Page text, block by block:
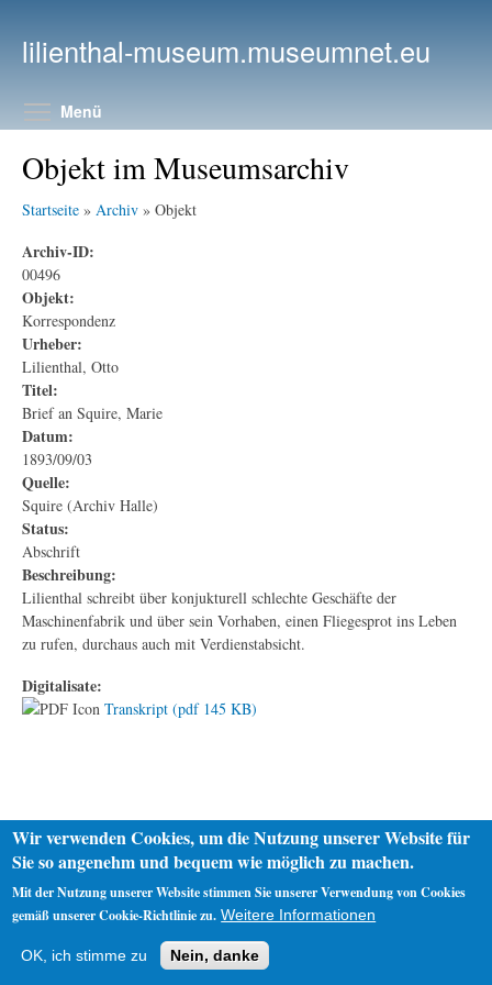
lilienthal-museum.museumnet.eu
Menü
Objekt im Museumsarchiv
Startseite » Archiv » Objekt
Archiv-ID:
00496
Objekt:
Korrespondenz
Urheber:
Lilienthal, Otto
Titel:
Brief an Squire, Marie
Datum:
1893/09/03
Quelle:
Squire (Archiv Halle)
Status:
Abschrift
Beschreibung:
Lilienthal schreibt über konjukturell schlechte Geschäfte der
Maschinenfabrik und über sein Vorhaben, einen Fliegesprot ins Leben
zu rufen, durchaus auch mit Verdienstabsicht.
Digitalisate:
Transkript (pdf 145 KB)
Impressum
Wir verwenden Cookies, um die Nutzung unserer Website für
Sie so angenehm und bequem wie möglich zu machen.
Mit der Nutzung unserer Website stimmen Sie unserer Verwendung von Cookies
gemäß unserer Cookie-Richtlinie zu. Weitere Informationen
OK, ich stimme zu Nein, danke